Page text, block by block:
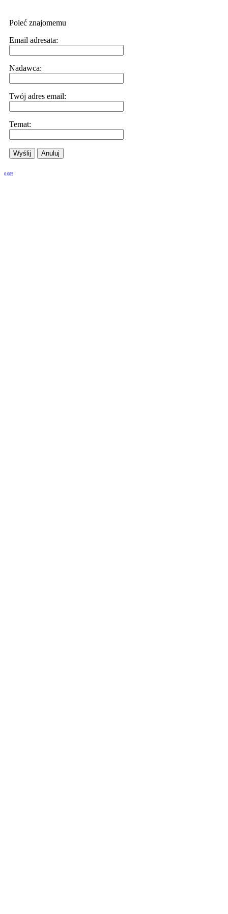
Poleć znajomemu
Email adresata:
Nadawca:
Twój adres email:
Temat:
Wyślij Anuluj
0.085